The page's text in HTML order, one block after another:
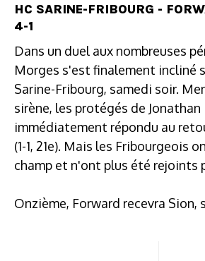
HC SARINE-FRIBOURG -
4-1
Dans un duel aux nombreuses
Morges s'est finalement incliné
Sarine-Fribourg, samedi soir.
sirène, les protégés de Jonathan
immédiatement répondu au
(1-1, 21e). Mais les Fribourgeois
champ et n'ont plus été rejoints
Onzième, Forward recevra Sion,